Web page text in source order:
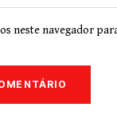
neste navegador